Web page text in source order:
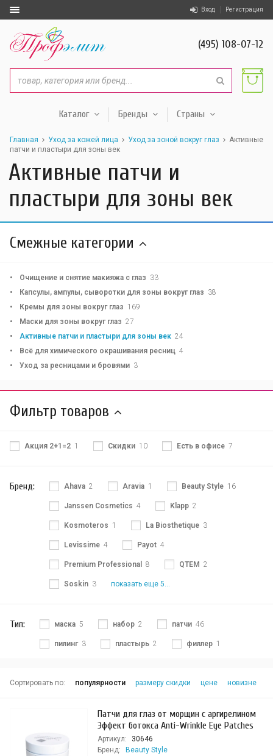
Вход Регистрация
(495) 108-07-12
Каталог Бренды Страны
Главная Уход за кожей лица Уход за зоной вокруг глаз
Активные
патчи и пластыри для зоны век
Активные патчи и
пластыри для зоны век
Смежные категории
Очищение и снятие макияжа с глаз 33
Капсулы, ампулы, сыворотки для зоны вокруг глаз 38
Кремы для зоны вокруг глаз 169
Маски для зоны вокруг глаз 27
Активные патчи и пластыри для зоны век 24
Всё для химического окрашивания ресниц 4
Уход за ресницами и бровями 3
Фильтр товаров
Акция 2+1=2 1 Скидки 10 Есть в офисе 7
Бренд: Ahava 2 Aravia 1 Beauty Style 16
Janssen Cosmetics 4 Klapp 2
Kosmoteros 1 La Biosthetique 3
Levissime 4 Payot 4
Premium Professional 8 QTEM 2
Soskin 3 показать еще 5...
Тип: маска 5 набор 2 патчи 46
пилинг 3 пластырь 2 филлер 1
Сортировать по: популярности размеру скидки цене новизне
Патчи для глаз от морщин с аргирелином
Эффект ботокса Anti-Wrinkle Eye Patches
Артикул:
30646
Бренд:
Beauty Style